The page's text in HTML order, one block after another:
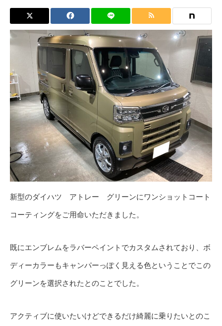
新型のダイハツ アトレー グリーンにワンショットコート
コーティングをご用命いただきました。
既にエンブレムをラバーペイントでカスタムされており、ボ
ディーカラーもキャンパーっぽく見える色ということでこの
グリーンを選択されたとのことでした。
アクティブに使いたいけどできるだけ綺麗に乗りたいとのこ